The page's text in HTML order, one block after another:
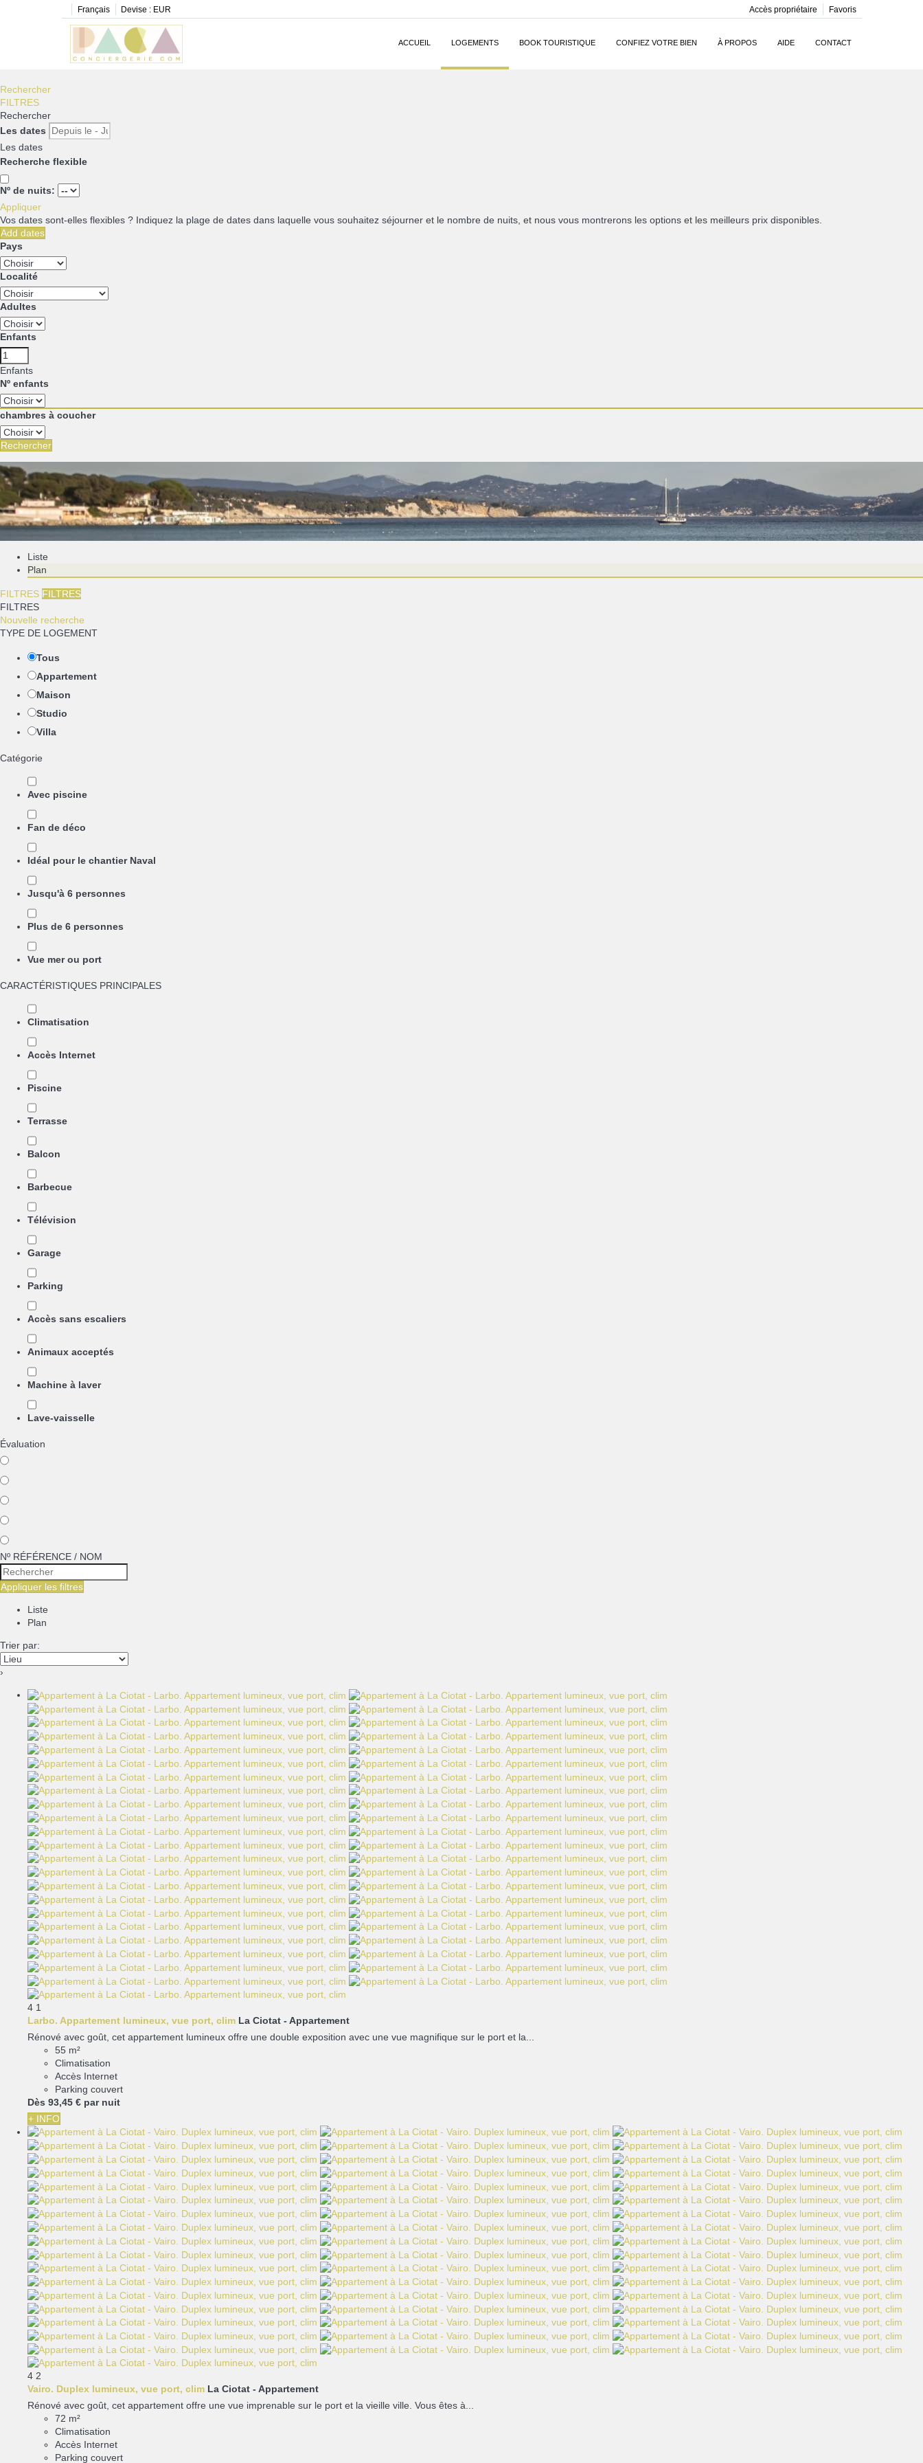
Français Devise : EUR Favoris
Accès propriétaire
ACCUEIL LOGEMENTS BOOK TOURISTIQUE CONFIEZ VOTRE BIEN À PROPOS AIDE CONTACT
Rechercher
FILTRES
Rechercher
Les dates
Les dates
Recherche flexible
Nº de nuits:
Appliquer
Vos dates sont-elles flexibles ? Indiquez la plage de dates dans laquelle vous souhaitez séjourner et le nombre de nuits, et nous vous montrerons les options et les meilleurs prix disponibles.
Add dates
Pays
Localité
Adultes
Enfants
Enfants
Nº enfants
chambres à coucher
Rechercher
Liste
Plan
FILTRES FILTRES
FILTRES
Nouvelle recherche
TYPE DE LOGEMENT
Tous
Appartement
Maison
Studio
Villa
Catégorie
Avec piscine
Fan de déco
Idéal pour le chantier Naval
Jusqu'à 6 personnes
Plus de 6 personnes
Vue mer ou port
CARACTÉRISTIQUES PRINCIPALES
Climatisation
Accès Internet
Piscine
Terrasse
Balcon
Barbecue
Télévision
Garage
Parking
Accès sans escaliers
Animaux acceptés
Machine à laver
Lave-vaisselle
Évaluation
Nº RÉFÉRENCE / NOM
Appliquer les filtres
Liste
Plan
Trier par:
›
4 1
Larbo. Appartement lumineux, vue port, clim La Ciotat - Appartement
Rénové avec goût, cet appartement lumineux offre une double exposition avec une vue magnifique sur le port et la...
55 m²
Climatisation
Accès Internet
Parking couvert
Dès 93,45 € par nuit
+ INFO
4 2
Vairo. Duplex lumineux, vue port, clim La Ciotat - Appartement
Rénové avec goût, cet appartement offre une vue imprenable sur le port et la vieille ville. Vous êtes à...
72 m²
Climatisation
Accès Internet
Parking couvert